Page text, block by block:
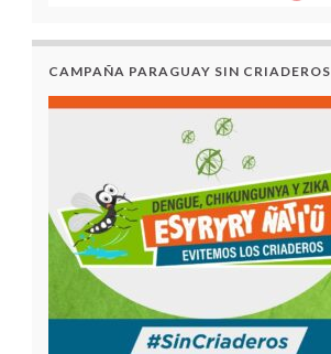
CAMPAÑA PARAGUAY SIN CRIADEROS